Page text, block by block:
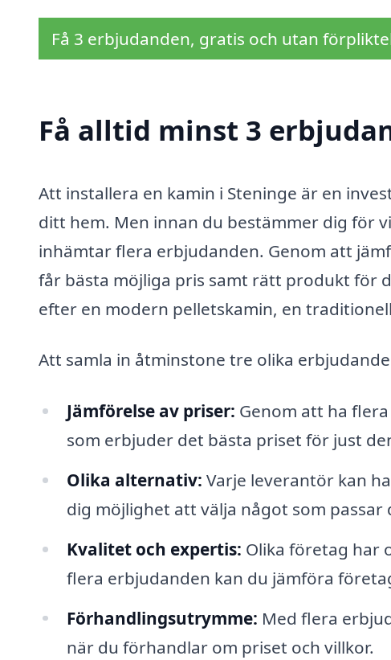
Få 3 erbjudanden, gratis och utan
Få alltid minst 3
Att installera en kamin i Steninge är en
ditt hem. Men innan du bestämmer dig för
inhämtar flera erbjudanden. Genom att
får bästa möjliga pris samt rätt produkt för
efter en modern pelletskamin, en
Att samla in åtminstone tre olika
Jämförelse av priser: Genom att ha
som erbjuder det bästa priset för just
Olika alternativ: Varje leverantör kan
dig möjlighet att välja något som
Kvalitet och expertis: Olika företag har
flera erbjudanden kan du jämföra
Förhandlingsutrymme: Med flera
när du förhandlar om priset och villkor.